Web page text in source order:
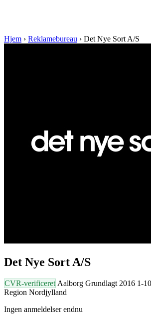
Hjem › Reklamebureau › Det Nye Sort A/S
Det Nye Sort A/S
CVR-verificeret Aalborg Grundlagt 2016 1-
Region Nordjylland
Ingen anmeldelser endnu